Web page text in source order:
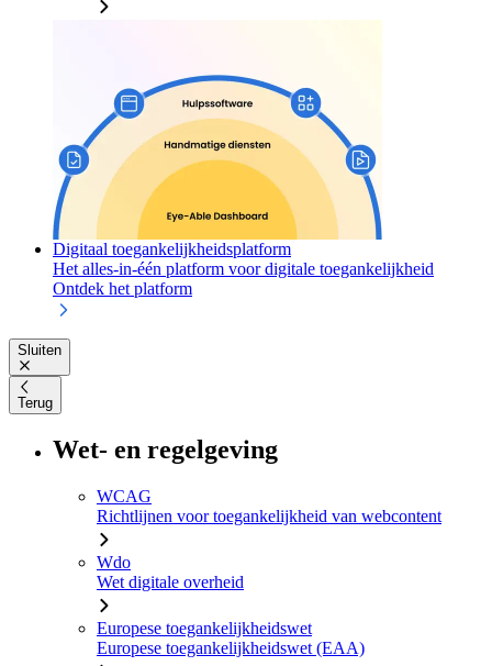
Digitaal toegankelijkheidsplatform
Het alles-in-één platform voor digitale toegankelijkheid
Ontdek het platform
Sluiten
Terug
Wet- en regelgeving
WCAG
Richtlijnen voor toegankelijkheid van webcontent
Wdo
Wet digitale overheid
Europese toegankelijkheidswet
Europese toegankelijkheidswet (EAA)